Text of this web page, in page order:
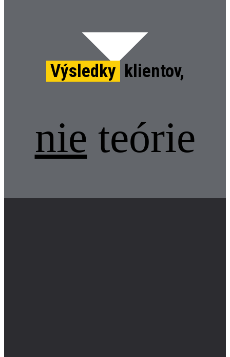
Výsledky klientov,
nie teórie